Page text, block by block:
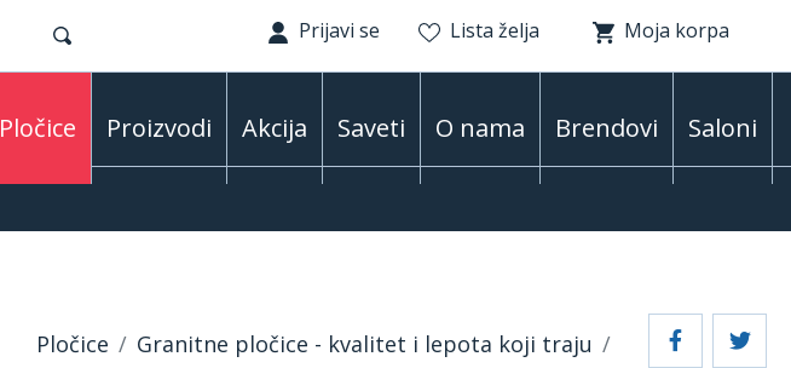
Prijavi se Lista želja Moja korpa
Pločice Proizvodi Akcija Saveti O nama Brendovi Saloni
Pločice Granitne pločice - kvalitet i lepota koji traju